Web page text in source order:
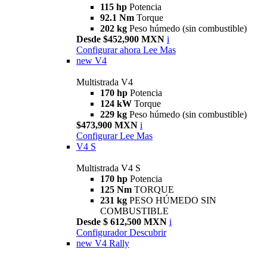
115 hp Potencia
92.1 Nm Torque
202 kg Peso húmedo (sin combustible)
Desde $452,900 MXN i
Configurar ahora Lee Mas
new V4
Multistrada V4
170 hp Potencia
124 kW Torque
229 kg Peso húmedo (sin combustible)
$473,900 MXN i
Configurar Lee Mas
V4 S
Multistrada V4 S
170 hp Potencia
125 Nm TORQUE
231 kg PESO HÚMEDO SIN
COMBUSTIBLE
Desde $ 612,500 MXN i
Configurador Descubrir
new V4 Rally